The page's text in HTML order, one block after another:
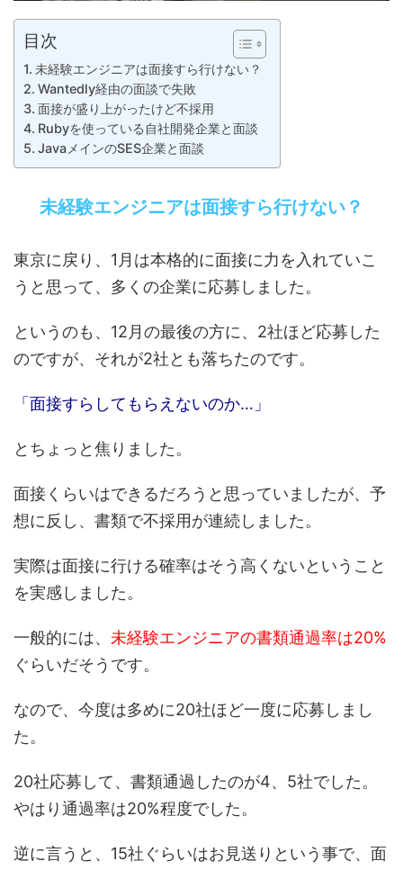
目次
未経験エンジニアは面接すら行けない？
Wantedly経由の面談で失敗
面接が盛り上がったけど不採用
Rubyを使っている自社開発企業と面談
JavaメインのSES企業と面談
未経験エンジニアは面接すら行けない？
東京に戻り、1月は本格的に面接に力を入れていこ
うと思って、多くの企業に応募しました。
というのも、12月の最後の方に、2社ほど応募した
のですが、それが2社とも落ちたのです。
「面接すらしてもらえないのか…」
とちょっと焦りました。
面接くらいはできるだろうと思っていましたが、予
想に反し、書類で不採用が連続しました。
実際は面接に行ける確率はそう高くないということ
を実感しました。
一般的には、 未経験エンジニアの書類通過率は20%
ぐらいだそうです。
なので、今度は多めに20社ほど一度に応募しまし
た。
20社応募して、書類通過したのが4、5社でした。
やはり通過率は20%程度でした。
逆に言うと、15社ぐらいはお見送りという事で、面